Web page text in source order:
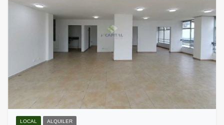
LOCAL ALQUILER